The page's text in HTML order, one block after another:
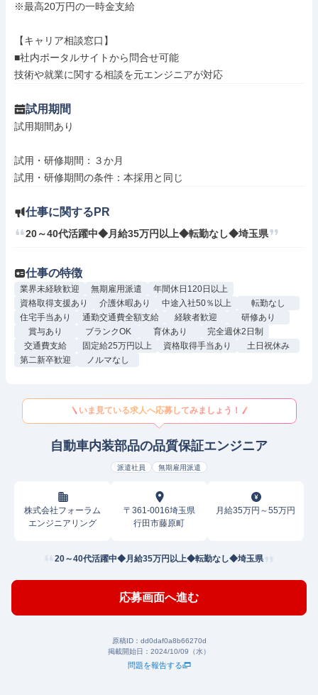
※最高20万円の一時金支給
【キャリア相談窓口】
■社内ポータルサイトから問合せ可能
技術や就業に関する相談を元エンジニアが対応
試用期間
試用期間あり
試用・研修期間：３か月
仕事に関するPR
20～40代活躍中◆月給35万円以上◆転勤なし◆埼玉県
仕事の特徴
業界未経験歓迎 無期雇用派遣
年間休日120日以上
資格取得支援あり
介護休暇あり 中途入社50％以上
転勤なし
住宅手当あり
通勤交通費全額支給 経験者歓迎
研修あり
賞与あり
ブランクOK 育休あり
完全週休2日制
交通費支給
固定給25万円以上 資格取得手当あり
土日祝休み
第二新卒歓迎
ノルマなし
いま見ている求人へ応募してみましょう！
自動車内装部品の品質保証エンジニア
派遣社員 無期雇用派遣
株式会社フォーラム
エンジニアリング
〒361-0016埼玉県
行田市藤原町
月給35万円～55万円
20～40代活躍中◆月給35万円以上◆転勤なし◆埼玉県
応募画面へ進む
原稿ID： dd0daf0a8b66270d
掲載開始日： 2024/10/09（水）
問題を報告する